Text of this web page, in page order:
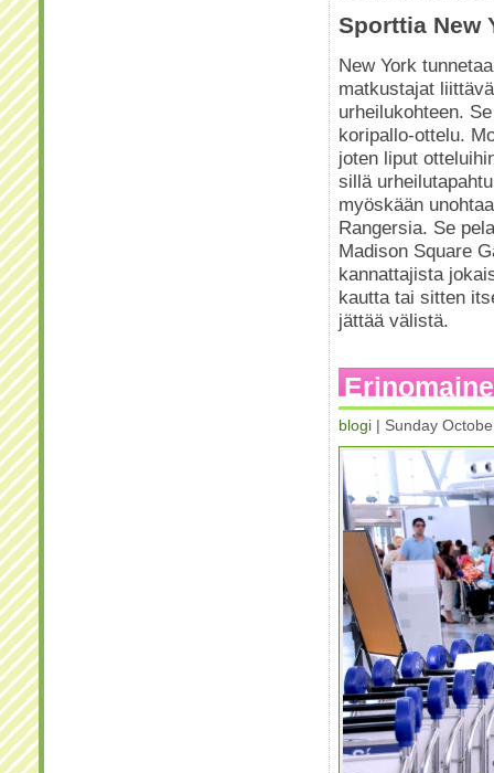
Sporttia New
New York
matkustajat
urheilukohteen.
koripallo-ottelu.
joten liput
sillä
myöskään
Rangersia. Se
Madison Square
kannattajista
kautta tai sitten
jättää välistä.
blogi | Sunday